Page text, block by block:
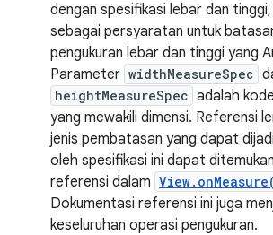
dengan spesifikasi lebar dan
sebagai persyaratan untuk
pengukuran lebar dan tinggi yang
Parameter widthMeasureSpec
heightMeasureSpec adalah
yang mewakili dimensi. Referensi
jenis pembatasan yang dapat
oleh spesifikasi ini dapat
referensi dalam
Dokumentasi referensi ini juga
keseluruhan operasi pengukuran.